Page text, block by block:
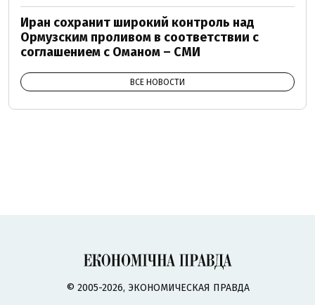
Иран сохранит широкий контроль над
Ормузским проливом в соответствии с
соглашением с Оманом – СМИ
ВСЕ НОВОСТИ
© 2005-2026, ЭКОНОМИЧЕСКАЯ ПРАВДА